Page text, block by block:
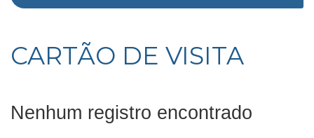
CARTÃO DE VISITA
Nenhum registro encontrado